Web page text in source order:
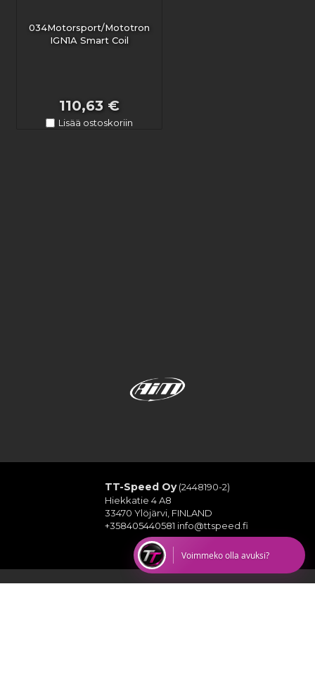
034Motorsport/Mototron
IGN1A Smart Coil
110,63 €
Lisää ostoskoriin
TT-Speed Oy(2448190-2)
Hiekkatie 4 A8
33470 Ylöjärvi, FINLAND
+358405440581 info@ttspeed.fi
Voimmeko olla avuksi?